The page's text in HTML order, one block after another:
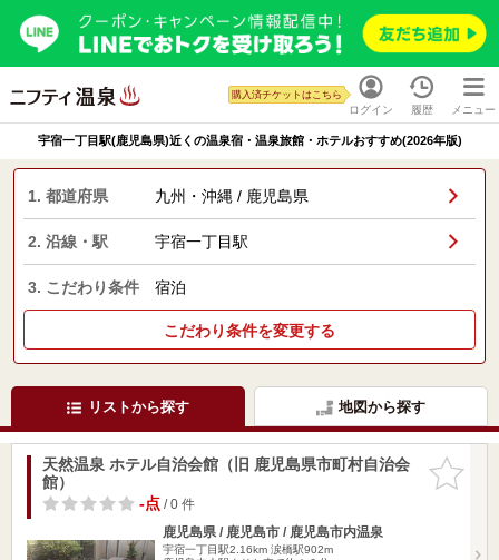
ログイン
購入済チケットはこちら
履歴 メニュー
宇宿一丁目駅(鹿児島県)近くの温泉宿・温泉旅館・ホテルおすすめ(2026年版)
1. 都道府県 九州・沖縄 / 鹿児島県
2. 沿線・駅 宇宿一丁目駅
3. こだわり条件 宿泊
こだわり条件を変更する
リストから探す 地図から探す
お気に入
りに追加
天然温泉 ホテル自治会館（旧 鹿児島県市町村自治会
館）
-点/ 0 件
鹿児島県 / 鹿児島市 / 鹿児島市内温泉
宇宿一丁目駅2.16km 涙橋駅902m